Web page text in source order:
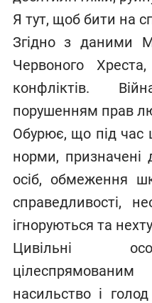
Я тут, щоб бити на
Згідно з даними
Червоного
конфліктів.
порушенням прав
Обурює, що під час
норми, призначені
осіб, обмеження
справедливості,
ігноруються та
Цивільні
насильство і